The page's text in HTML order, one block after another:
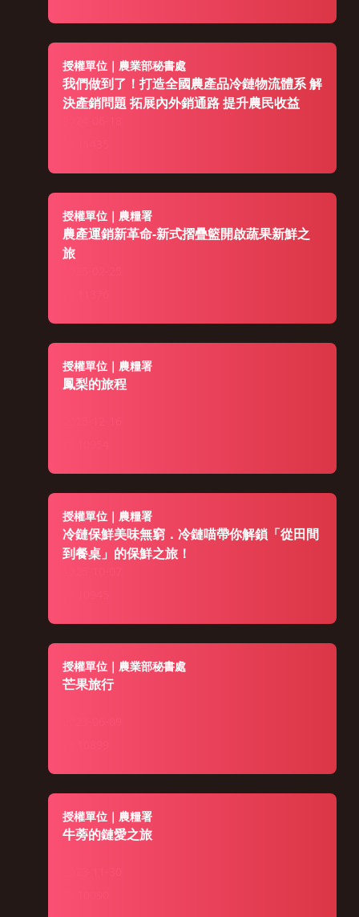
授權單位｜農業部秘書處
我們做到了！打造全國農產品冷鏈物流體系 解
決產銷問題 拓展內外銷通路 提升農民收益
授權單位｜農糧署
農產運銷新革命-新式摺疊籃開啟蔬果新鮮之
旅
授權單位｜農糧署
鳳梨的旅程
授權單位｜農糧署
冷鏈保鮮美味無窮．冷鏈喵帶你解鎖「從田間
到餐桌」的保鮮之旅！
授權單位｜農業部秘書處
芒果旅行
授權單位｜農糧署
牛蒡的鏈愛之旅